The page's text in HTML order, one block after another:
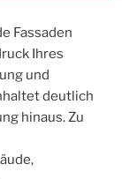
Fassaden
Ihres
und
deutlich
hinaus. Zu